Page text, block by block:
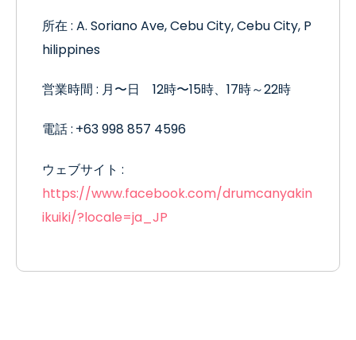
所在: A. Soriano Ave, Cebu City, Cebu City, P
hilippines
営業時間 : 月〜日 12時〜15時、 17時～22時
電話: +63 998 857 4596
ウェブサイト :
https://www.facebook.com/drumcanyakin
ikuiki/?locale=ja_JP